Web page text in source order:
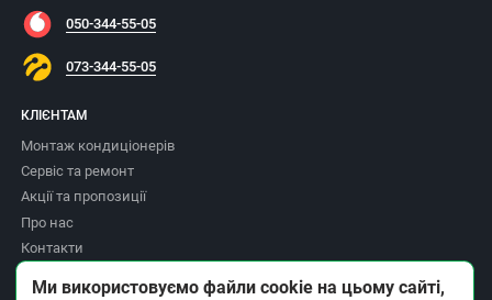
050-344-55-05
073-344-55-05
КЛІЄНТАМ
Монтаж кондиціонерів
Сервіс та ремонт
Акції та пропозиції
Про нас
Контакти
Ми використовуємо файли cookie на цьому сайті,